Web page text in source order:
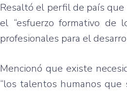
Resaltó el perfil de país
el “esfuerzo formativo de
profesionales para el
Mencionó que existe
“los talentos humanos que